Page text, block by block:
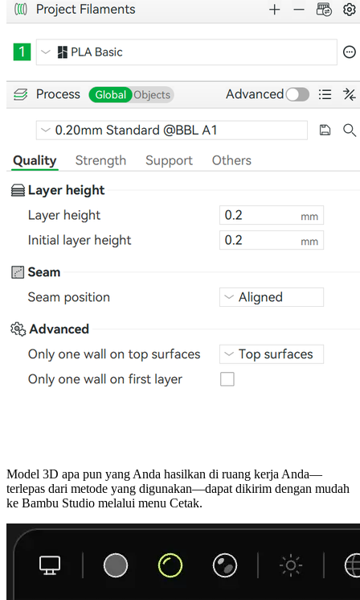
Model 3D apa pun yang Anda hasilkan di ruang kerja Anda—
terlepas dari metode yang digunakan—dapat dikirim dengan mudah
ke Bambu Studio melalui menu Cetak.